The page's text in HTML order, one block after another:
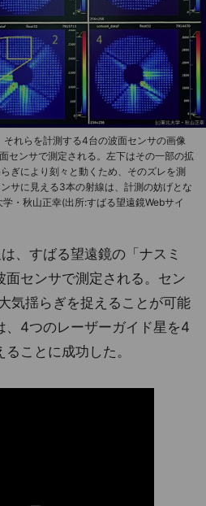
れらを計測する4台の波面センサの画像
センサで測定される。左下はその一部の拡
ぎにより刻々と動くため、そのズレを測
サに見える3本の射線は、計測の妨げとな
・秋山正幸(出所:すばる望遠鏡Webサイ
、すばる望遠鏡の「ナスミ
面センサで測定される。セン
気揺らぎを捉えることが可能
、4つのレーザーガイド星を4
ことに成功した。